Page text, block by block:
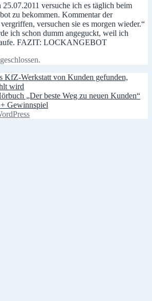
25.07.2011 versuche ich es täglich beim
zu bekommen. Kommentar der
versuchen sie es morgen wieder.“
ich schon dumm angeguckt, weil ich
FAZIT: LOCKANGEBOT
KfZ-Werkstatt von Kunden gefunden,
wird
„Der beste Weg zu neuen Kunden“
Gewinnspiel